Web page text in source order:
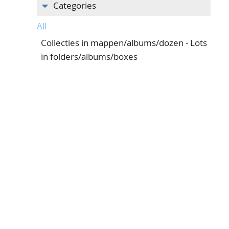
Categories
All
Collecties in mappen/albums/dozen - Lots
in folders/albums/boxes